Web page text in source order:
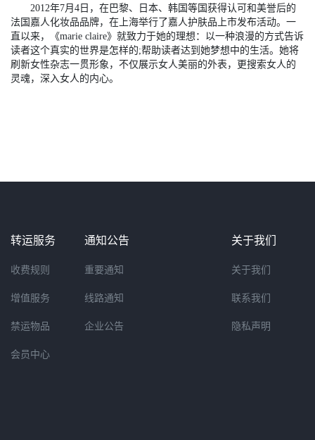
2012年7月4日，在巴黎、日本、韩国等国获得认可和美誉后的
法国嘉人化妆品品牌，在上海举行了嘉人护肤品上市发布活动。一
直以来，《marie claire》就致力于她的理想：以一种浪漫的方式告诉
读者这个真实的世界是怎样的;帮助读者达到她梦想中的生活。她将
刷新女性杂志一贯形象，不仅展示女人美丽的外表，更搜索女人的
灵魂，深入女人的内心。
转运服务
收费规则
增值服务
禁运物品
会员中心
通知公告
重要通知
线路通知
企业公告
关于我们
关于我们
联系我们
隐私声明